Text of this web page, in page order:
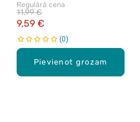
Pievienot grozam
Regulārā cena
9,59 €
11,99 €
0